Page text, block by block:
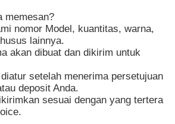
memesan?
nomor Model, kuantitas, warna,
lainnya.
akan dibuat dan dikirim untuk
setelah menerima persetujuan
deposit Anda.
sesuai dengan yang tertera